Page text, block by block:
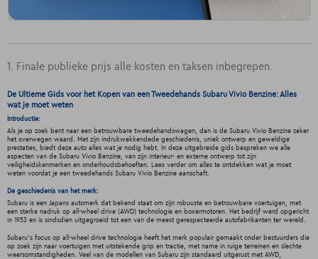
1. Finale publieke prijs alle kosten en taksen inbegrepen.
De Ultieme Gids voor het Kopen van een Tweedehands Subaru Vivio Benzine: Alles
wat je moet weten
Introductie:
Als je op zoek bent naar een betrouwbare tweedehandswagen, dan is de Subaru Vivio Benzine zeker
het overwegen waard. Met zijn indrukwekkendede geschiedenis, uniek ontwerp en geweldige
prestaties, biedt deze auto alles wat je nodig hebt. In deze uitgebreide gids bespreken we alle
aspecten van de Subaru Vivio Benzine, van zijn interieur- en externe ontwerp tot zijn
veiligheidskenmerken en onderhoudsbehoeften. Lees verder om alles te ontdekken wat je moet
weten voordat je een tweedehands Subaru Vivio Benzine aanschaft.
De geschiedenis van het merk:
Subaru is een Japans automerk dat bekend staat om zijn robuuste en betrouwbare voertuigen, met
een sterke nadruk op all-wheel drive (AWD) technologie en boxermotoren. Het bedrijf werd opgericht
in 1953 en is sindsdien uitgegroeid tot een van de meest gerespecteerde autofabrikanten ter wereld.
Subaru's focus op all-wheel drive technologie heeft het merk populair gemaakt onder bestuurders die
op zoek zijn naar voertuigen met uitstekende grip en tractie, met name in ruige terreinen en slechte
weersomstandigheden. Veel van de modellen van Subaru zijn standaard uitgerust met AWD,